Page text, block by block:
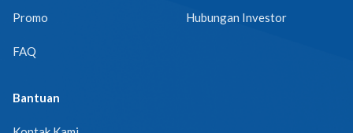
Promo
FAQ
Hubungan Investor
Bantuan